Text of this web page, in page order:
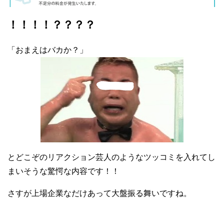
！！！！？？？？
「おまえはバカか？」
とどこぞのリアクション芸人のようなツッコミを入れてし
まいそうな驚愕な内容です！！
さすが上場企業なだけあって大盤振る舞いですね。